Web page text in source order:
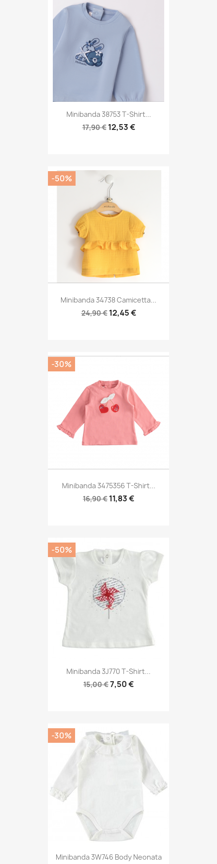
Minibanda 38753 T-Shirt...
17,90 € 12,53 €
Minibanda 34738 Camicetta...
24,90 € 12,45 €
-50%
Minibanda 3475356 T-Shirt...
16,90 € 11,83 €
-30%
Minibanda 3J770 T-Shirt...
15,00 €7,50 €
-50%
Minibanda 3W746 Body Neonata
-30%